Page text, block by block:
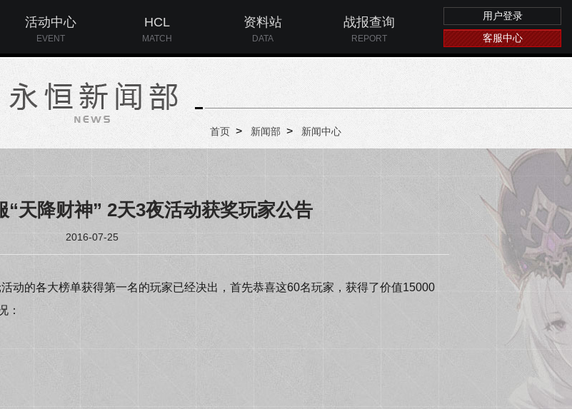
活动中心
EVENT
HCL
MATCH
资料站
DATA
战报查询
REPORT
用户登录
客服中心
首页 > 新闻部 > 新闻中心
“天降财神” 2天3夜活动获奖玩家公告
2016-07-25
动的各大榜单获得第一名的玩家已经决出，首先恭喜这60名玩家，获得了价值15000
：